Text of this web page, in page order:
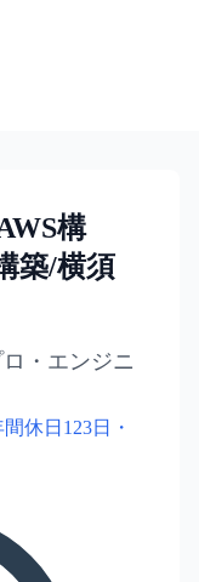
構
築/横須
・エンジニ
休日123日・